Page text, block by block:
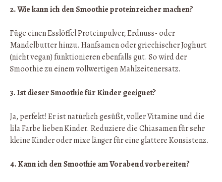
2. Wie kann ich den Smoothie proteinreicher machen?
Füge einen Esslöffel Proteinpulver, Erdnuss- oder
Mandelbutter hinzu. Hanfsamen oder griechischer Joghurt
(nicht vegan) funktionieren ebenfalls gut. So wird der
Smoothie zu einem vollwertigen Mahlzeitenersatz.
3. Ist dieser Smoothie für Kinder geeignet?
Ja, perfekt! Er ist natürlich gesüßt, voller Vitamine und die
lila Farbe lieben Kinder. Reduziere die Chiasamen für sehr
kleine Kinder oder mixe länger für eine glattere Konsistenz.
4. Kann ich den Smoothie am Vorabend vorbereiten?